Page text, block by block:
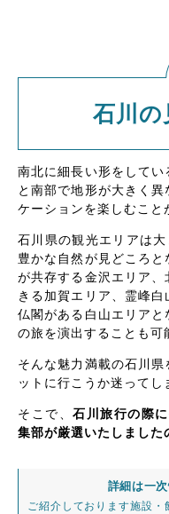
石川の
南北に細長い形をして
と南部で地形が大きく
ケーションを楽しむこと
石川県の観光エリアは
豊かな自然が見どころ
が共存する金沢エリア
きる加賀エリア、霊峰
仏閣がある白山エリア
の旅を演出することも可
そんな魅力満載の石川
ットに行こうか迷ってし
そこで、石川旅行の際
集部が厳選いたしました
詳細は一
ご紹介しております施設